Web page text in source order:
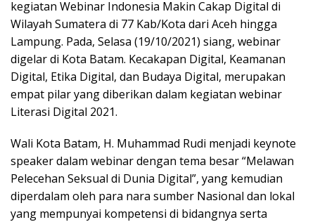
kegiatan Webinar Indonesia Makin Cakap Digital di
Wilayah Sumatera di 77 Kab/Kota dari Aceh hingga
Lampung. Pada, Selasa (19/10/2021) siang, webinar
digelar di Kota Batam. Kecakapan Digital, Keamanan
Digital, Etika Digital, dan Budaya Digital, merupakan
empat pilar yang diberikan dalam kegiatan webinar
Literasi Digital 2021.
Wali Kota Batam, H. Muhammad Rudi menjadi keynote
speaker dalam webinar dengan tema besar “Melawan
Pelecehan Seksual di Dunia Digital”, yang kemudian
diperdalam oleh para nara sumber Nasional dan lokal
yang mempunyai kompetensi di bidangnya serta